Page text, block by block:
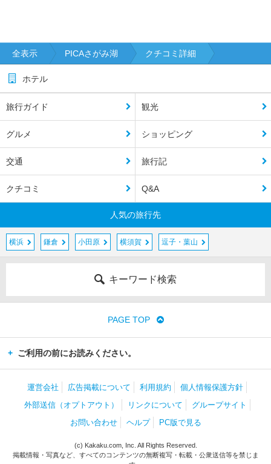
全表示 PICAさがみ湖 クチコミ詳細
ホテル
旅行ガイド 観光
グルメ ショッピング
交通 旅行記
クチコミ Q&A
人気の旅行先
横浜 鎌倉 小田原 横須賀 逗子・葉山
キーワード検索
PAGE TOP
ご利用の前にお読みください。
運営会社 広告掲載について 利用規約
個人情報保護方針
外部送信（オプトアウト）
リンクについて
グループサイト
お問い合わせ
ヘルプ PC版で見る
(c) Kakaku.com, Inc. All Rights Reserved.
掲載情報・写真など、すべてのコンテンツの無断複写・転載・公衆送信等を禁じま